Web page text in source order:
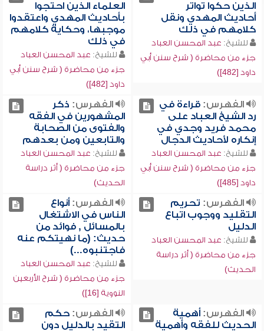
الذين حكوا تواتر
أحاديث المهدي ونقل
كلامهم في ذلك
للشيخ: عبد المحسن العباد
جزء من محاضرة ( شرح سنن أبي
داود [482])
العلماء الذين احتجوا
بأحاديث المهدي واعتقدوا
موجبها، وحكاية كلامهم
في ذلك
للشيخ: عبد المحسن العباد
جزء من محاضرة ( شرح سنن أبي
داود [482])
الفهرس:قراءة في
رد الشيخ العباد على
محمد فريد وجدي في
إنكاره لأحاديث الدجال
للشيخ: عبد المحسن العباد
جزء من محاضرة ( شرح سنن أبي
داود [485])
الفهرس: ذكر
المشهورين في الفقه
والفتوى من الصحابة
والتابعين ومن بعدهم
للشيخ: عبد المحسن العباد
جزء من محاضرة ( أثر دراسة
الحديث)
الفهرس: تحريم
التقليد ووجوب اتباع
الدليل
للشيخ: عبد المحسن العباد
جزء من محاضرة ( أثر دراسة
الحديث)
الفهرس:أنواع
الناس في الاشتغال
بالمسائل , فوائد من
حديث: (ما نهيتكم عنه
فاجتنبوه...)
للشيخ: عبد المحسن العباد
جزء من محاضرة ( شرح الأربعين
النووية [16])
الفهرس:أهمية
الحديث للفقه وأهمية
الفهرس:حكم
التقيد بالدليل دون